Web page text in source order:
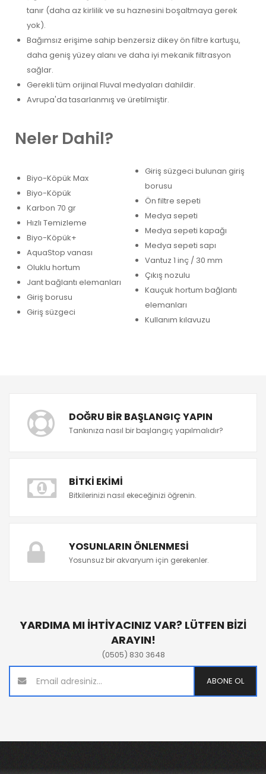
tanır (daha az kirlilik ve su haznesini boşaltmaya gerek
yok).
Bağımsız erişime sahip benzersiz dikey ön filtre kartuşu,
daha geniş yüzey alanı ve daha iyi mekanik filtrasyon
sağlar.
Gerekli tüm orijinal Fluval medyaları dahildir.
Avrupa'da tasarlanmış ve üretilmiştir.
Neler Dahil?
Biyo-Köpük Max
Biyo-Köpük
Karbon 70 gr
Hızlı Temizleme
Biyo-Köpük+
AquaStop vanası
Oluklu hortum
Jant bağlantı elemanları
Giriş borusu
Giriş süzgeci
Giriş süzgeci bulunan giriş
borusu
Ön filtre sepeti
Medya sepeti
Medya sepeti kapağı
Medya sepeti sapı
Vantuz 1 inç / 30 mm
Çıkış nozulu
Kauçuk hortum bağlantı
elemanları
Kullanım kılavuzu
DOĞRU BIR BAŞLANGIÇ YAPIN
Tankınıza nasıl bir başlangıç yapılmalıdır?
BITKI EKIMI
Bitkilerinizi nasıl ekeceğinizi öğrenin.
YOSUNLARIN ÖNLENMESI
Yosunsuz bir akvaryum için gerekenler.
YARDIMA MI İHTİYACINIZ VAR? LÜTFEN BİZİ
ARAYIN!
(0505) 830 3648
ABONE OL